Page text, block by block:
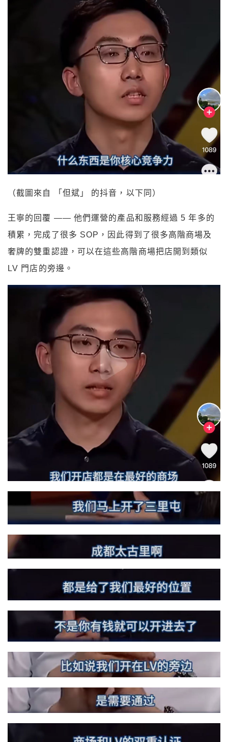
（截圖來自 「但斌」 的抖音，以下同）
王寧的回覆 —— 他們運營的產品和服務經過 5 年多的
積累，完成了很多 SOP，因此得到了很多高階商場及
奢牌的雙重認證，可以在這些高階商場把店開到類似
LV 門店的旁邊。